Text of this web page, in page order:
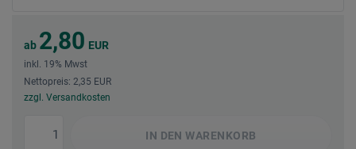
ab 2,80 EUR
inkl. 19% Mwst
Nettopreis: 2,35 EUR
zzgl. Versandkosten
IN DEN WARENKORB